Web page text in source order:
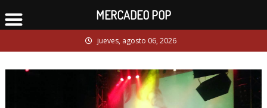
to
jueves, agosto 06, 2026
MERCADEO POP